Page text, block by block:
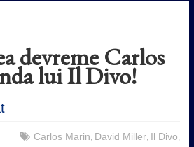
devreme Carlos
lui Il Divo!
Carlos Marin David Miller, Il Divo